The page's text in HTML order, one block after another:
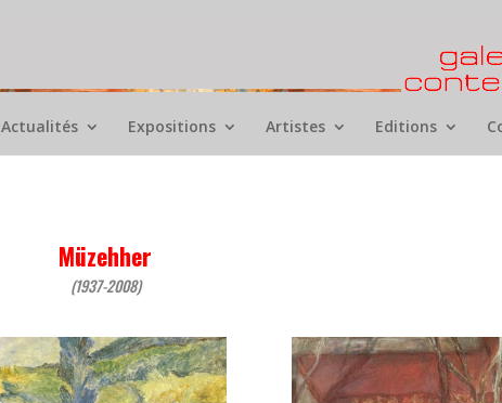
Actualités Expositions Artistes Editions
Müzehher
(1937-2008)